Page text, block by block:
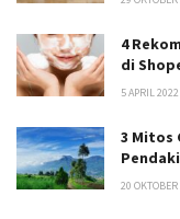
4
di
5 APRIL 2022
3 Mitos
20